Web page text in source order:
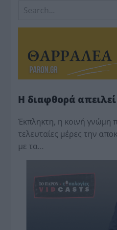
Η διαφθορά
Έκπληκτη, η κοινή γνώμη
τελευταίες μέρες την
με τα…